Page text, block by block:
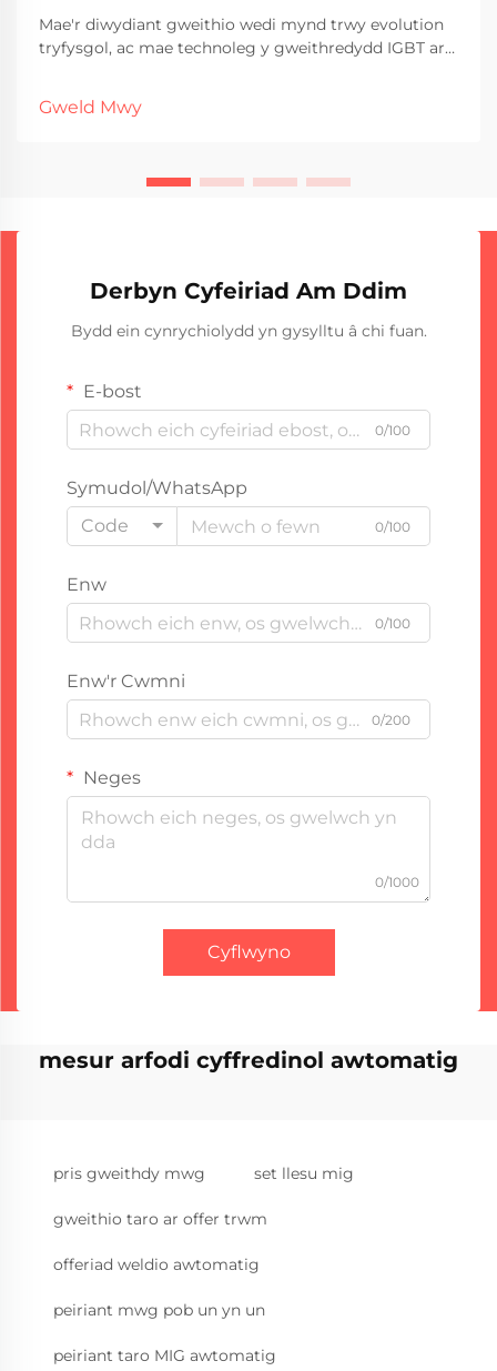
Mae'r diwydiant gweithio wedi mynd trwy evolution
tryfysgol, ac mae technoleg y gweithredydd IGBT ar
datblygiad chwyddedig hwn yn cynrychioli newid
Gweld Mwy
Derbyn Cyfeiriad Am Ddim
Bydd ein cynrychiolydd yn gysylltu â chi fuan.
E-bost
0/100
Symudol/WhatsApp
Code
0/100
Enw
0/100
Enw'r Cwmni
0/200
Neges
0/1000
Cyflwyno
mesur arfodi cyffredinol awtomatig
pris gweithdy mwg set llesu mig
gweithio taro ar offer trwm
offeriad weldio awtomatig
peiriant mwg pob un yn un
peiriant taro MIG awtomatig